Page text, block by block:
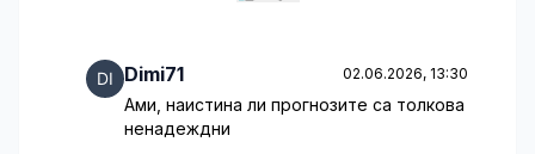
Dimi71 02.06.2026, 13:30
Ами, наистина ли прогнозите са толкова
ненадеждни